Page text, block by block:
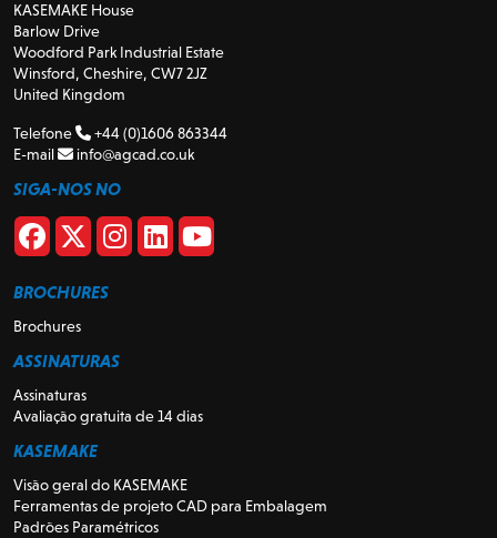
KASEMAKE House
Barlow Drive
Woodford Park Industrial Estate
Winsford, Cheshire, CW7 2JZ
United Kingdom
Telefone
+44 (0)1606 863344
E-mail
info@agcad.co.uk
SIGA-NOS NO
BROCHURES
Brochures
ASSINATURAS
Assinaturas
Avaliação gratuita de 14 dias
KASEMAKE
Visão geral do KASEMAKE
Ferramentas de projeto CAD para Embalagem
Padrões Paramétricos